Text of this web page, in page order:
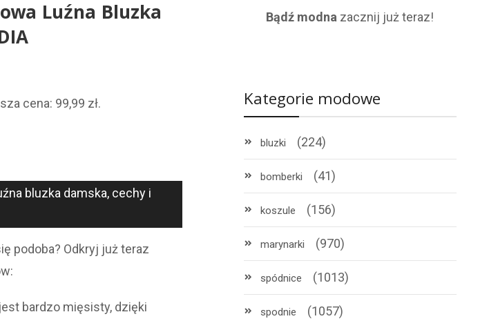
Luźna Bluzka
cena: 99,99 zł.
bluzka damska, cechy i
podoba? Odkryj już teraz
bardzo mięsisty, dzięki
Bądź modna zacznij już teraz!
Kategorie modowe
bluzki (224)
bomberki (41)
koszule (156)
marynarki (970)
spódnice (1013)
spodnie (1057)